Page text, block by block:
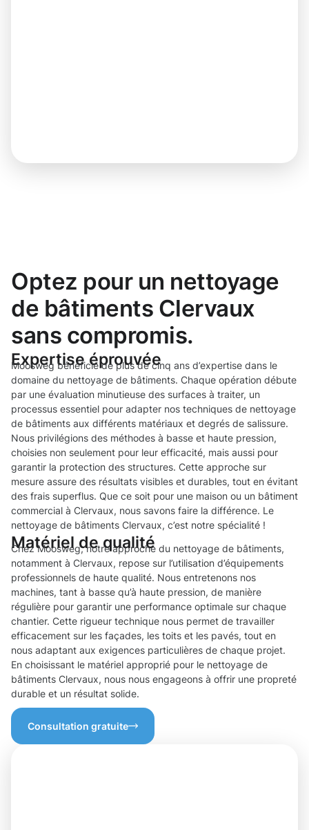
Optez pour un nettoyage
de bâtiments Clervaux
sans compromis.
Expertise éprouvée
Moosweg bénéficie de plus de cinq ans d’expertise dans le
domaine du nettoyage de bâtiments. Chaque opération débute
par une évaluation minutieuse des surfaces à traiter, un
processus essentiel pour adapter nos techniques de nettoyage
de bâtiments aux différents matériaux et degrés de salissure.
Nous privilégions des méthodes à basse et haute pression,
choisies non seulement pour leur efficacité, mais aussi pour
garantir la protection des structures. Cette approche sur
mesure assure des résultats visibles et durables, tout en évitant
des frais superflus. Que ce soit pour une maison ou un bâtiment
commercial à Clervaux, nous savons faire la différence. Le
nettoyage de bâtiments Clervaux, c’est notre spécialité !
Matériel de qualité
Chez Moosweg, notre approche du nettoyage de bâtiments,
notamment à Clervaux, repose sur l’utilisation d’équipements
professionnels de haute qualité. Nous entretenons nos
machines, tant à basse qu’à haute pression, de manière
régulière pour garantir une performance optimale sur chaque
chantier. Cette rigueur technique nous permet de travailler
efficacement sur les façades, les toits et les pavés, tout en
nous adaptant aux exigences particulières de chaque projet.
En choisissant le matériel approprié pour le nettoyage de
bâtiments Clervaux, nous nous engageons à offrir une propreté
durable et un résultat solide.
Consultation gratuite